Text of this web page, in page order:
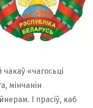
«чагосьці
мінчанін
І прасіў, каб